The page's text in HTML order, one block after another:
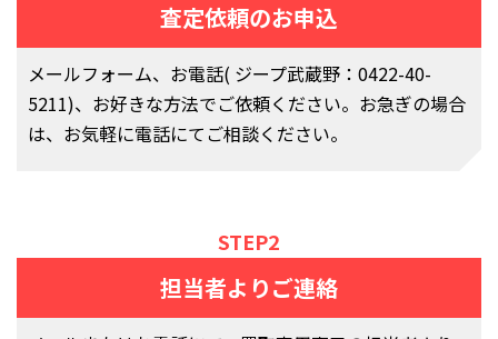
査定依頼のお申込
メールフォーム、お電話( ジープ武蔵野：0422-40-
5211)、お好きな方法でご依頼ください。お急ぎの場合
は、お気軽に電話にてご相談ください。
STEP2
担当者よりご連絡